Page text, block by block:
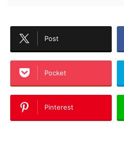
Post
Pocket
Pinterest